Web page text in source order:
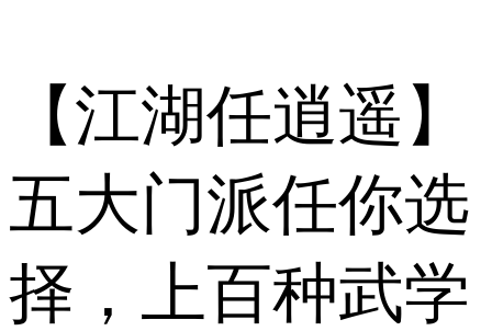
【江湖任逍遥】
五大门派任你选
择，上百种武学